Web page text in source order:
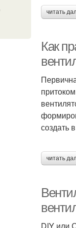
читать
Как
создать
читать